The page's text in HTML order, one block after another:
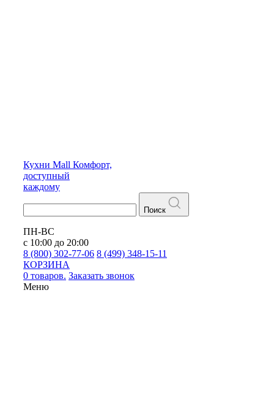
Кухни Mall Комфорт,
доступный
каждому
Поиск
ПН-ВС
с 10:00 до 20:00
8 (800) 302-77-06 8 (499) 348-15-11
КОРЗИНА
0 товаров. Заказать звонок
Меню